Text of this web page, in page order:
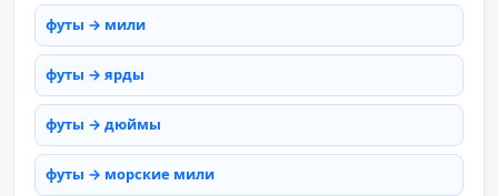
футы → мили
футы → ярды
футы → дюймы
футы → морские мили